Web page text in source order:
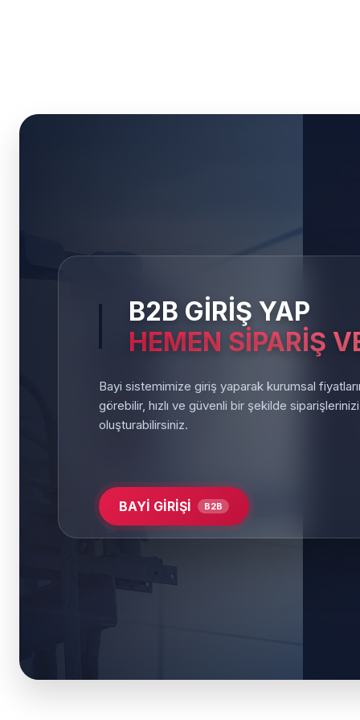
B2B GİRİŞ YAP
HEMEN SİPARİŞ
Bayi sistemimize giriş yaparak kurumsal
görebilir, hızlı ve güvenli bir şekilde siparişlerinizi
oluşturabilirsiniz.
BAYİ GİRİŞİ B2B